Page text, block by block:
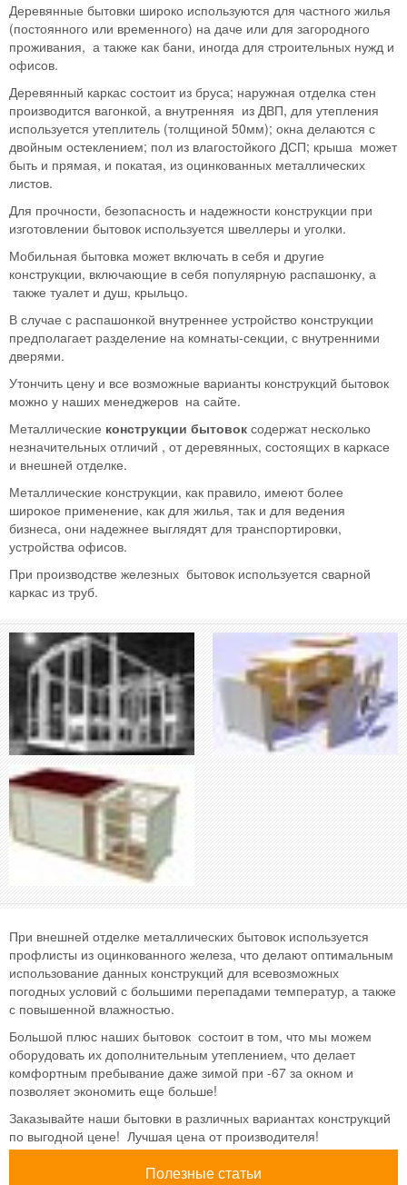
Деревянные бытовки широко используются для частного жилья
(постоянного или временного) на даче или для загородного
проживания, а также как бани, иногда для строительных нужд и
офисов.
Деревянный каркас состоит из бруса; наружная отделка стен
производится вагонкой, а внутренняя из ДВП, для утепления
используется утеплитель (толщиной 50мм); окна делаются с
двойным остеклением; пол из влагостойкого ДСП; крыша может
быть и прямая, и покатая, из оцинкованных металлических
листов.
Для прочности, безопасность и надежности конструкции при
изготовлении бытовок используется швеллеры и уголки.
Мобильная бытовка может включать в себя и другие
конструкции, включающие в себя популярную распашонку, а
также туалет и душ, крыльцо.
В случае с распашонкой внутреннее устройство конструкции
предполагает разделение на комнаты-секции, с внутренними
дверями.
Утончить цену и все возможные варианты конструкций бытовок
можно у наших менеджеров на сайте.
Металлические конструкции бытовок содержат несколько
незначительных отличий , от деревянных, состоящих в каркасе
и внешней отделке.
Металлические конструкции, как правило, имеют более
широкое применение, как для жилья, так и для ведения
бизнеса, они надежнее выглядят для транспортировки,
устройства офисов.
При производстве железных бытовок используется сварной
каркас из труб.
При внешней отделке металлических бытовок используется
профлисты из оцинкованного железа, что делают оптимальным
использование данных конструкций для всевозможных
погодных условий с большими перепадами температур, а также
с повышенной влажностью.
Большой плюс наших бытовок состоит в том, что мы можем
оборудовать их дополнительным утеплением, что делает
комфортным пребывание даже зимой при -67 за окном и
позволяет экономить еще больше!
Заказывайте наши бытовки в различных вариантах конструкций
по выгодной цене! Лучшая цена от производителя!
Полезные статьи